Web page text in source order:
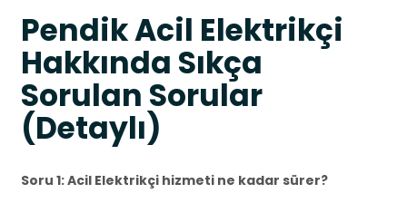
Pendik Acil Elektrikçi
Hakkında Sıkça
Sorulan Sorular
(Detaylı)
Soru 1: Acil Elektrikçi hizmeti ne kadar sürer?